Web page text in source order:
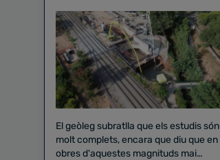
El geòleg subratlla que els estudis són
molt complets, encara que diu que en
obres d'aquestes magnituds mai